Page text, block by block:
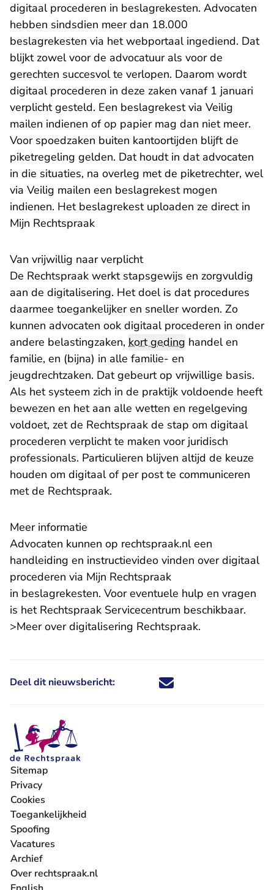
digitaal procederen in beslagrekesten. Advocaten
hebben sindsdien meer dan 18.000
beslagrekesten via het webportaal ingediend. Dat
blijkt zowel voor de advocatuur als voor de
gerechten succesvol te verlopen. Daarom wordt
digitaal procederen in deze zaken vanaf 1 januari
verplicht gesteld. Een beslagrekest via Veilig
mailen indienen of op papier mag dan niet meer.
Voor spoedzaken buiten kantoortijden blijft de
piketregeling gelden. Dat houdt in dat advocaten
in die situaties, na overleg met de piketrechter, wel
via Veilig mailen een beslagrekest mogen
indienen. Het beslagrekest uploaden ze direct in
Mijn Rechtspraak
Van vrijwillig naar verplicht
De Rechtspraak werkt stapsgewijs en zorgvuldig
aan de digitalisering. Het doel is dat procedures
daarmee toegankelijker en sneller worden. Zo
kunnen advocaten ook digitaal procederen in onder
andere belastingzaken, kort geding handel en
familie, en (bijna) in alle familie- en
jeugdrechtzaken. Dat gebeurt op vrijwillige basis.
Als het systeem zich in de praktijk voldoende heeft
bewezen en het aan alle wetten en regelgeving
voldoet, zet de Rechtspraak de stap om digitaal
procederen verplicht te maken voor juridisch
professionals. Particulieren blijven altijd de keuze
houden om digitaal of per post te communiceren
met de Rechtspraak.
Meer informatie
Advocaten kunnen op rechtspraak.nl een
handleiding en instructievideo vinden overdigitaal
procederen via Mijn Rechtspraak
in beslagrekesten. Voor eventuele hulp en vragen
is het Rechtspraak Servicecentrum beschikbaar.
>Meer overdigitalisering Rechtspraak.
Deel dit nieuwsbericht: Deel dit nieuwsbericht via X -
Deel dit nieuwsbericht via
Deel dit nieuwsbericht
Deel dit
Sitemap
Privacy
Cookies
Toegankelijkheid
Spoofing
Vacatures
- U verlaat Rechtspraak.nl
Archief
Over rechtspraak.nl